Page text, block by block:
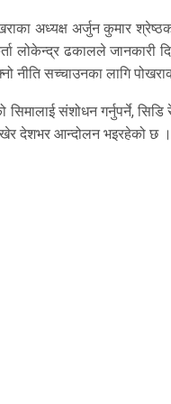
अध्यक्ष अर्जुन कुमार
लोकेन्द्र ढकालले जानकारी
नीति सच्चाउनका लागि
संशोधन गर्नुपर्ने,
देशभर आन्दोलन भइरहेको छ ।